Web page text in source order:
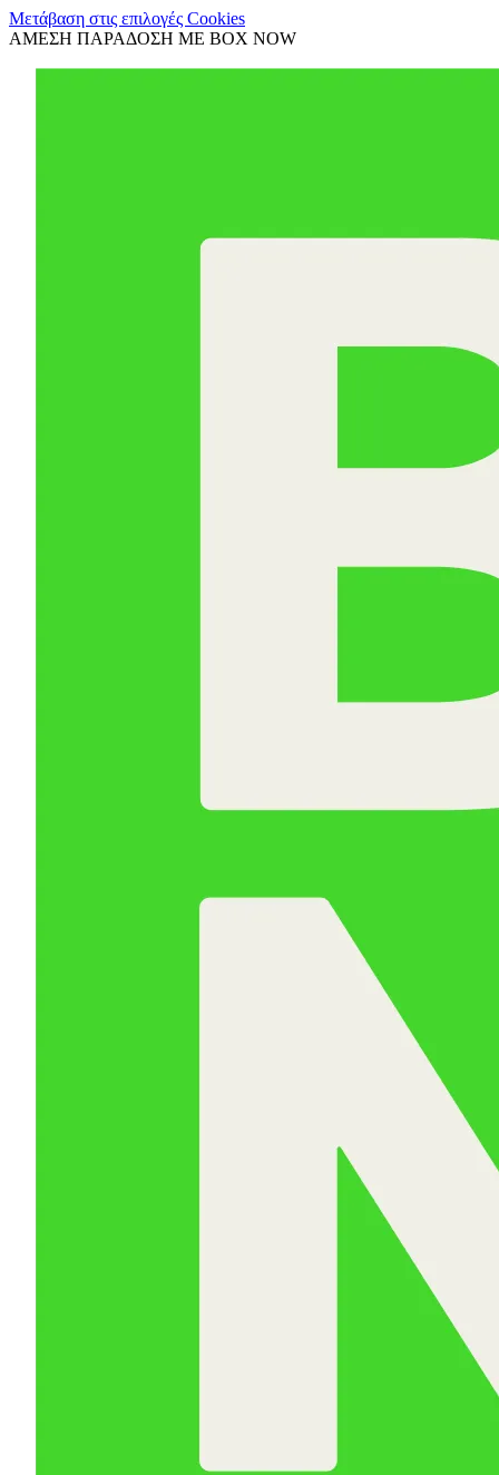
Μετάβαση στις επιλογές Cookies
ΑΜΕΣΗ ΠΑΡΑΔΟΣΗ ΜΕ BOX NOW